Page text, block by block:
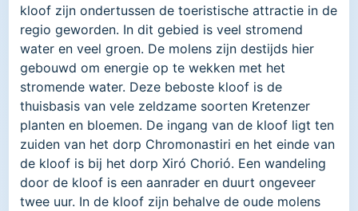
kloof zijn ondertussen de toeristische attractie in de
regio geworden. In dit gebied is veel stromend
water en veel groen. De molens zijn destijds hier
gebouwd om energie op te wekken met het
stromende water. Deze beboste kloof is de
thuisbasis van vele zeldzame soorten Kretenzer
planten en bloemen. De ingang van de kloof ligt ten
zuiden van het dorp Chromonastiri en het einde van
de kloof is bij het dorp Xiró Chorió. Een wandeling
door de kloof is een aanrader en duurt ongeveer
twee uur. In de kloof zijn behalve de oude molens